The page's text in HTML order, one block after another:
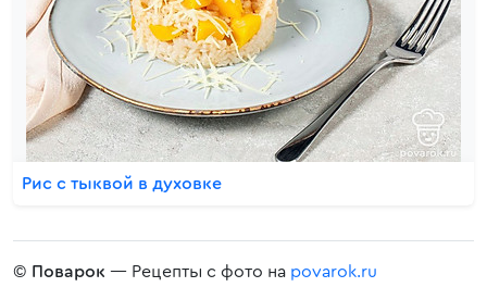
Рис с тыквой в духовке
© Поварок — Рецепты с фото на povarok.ru